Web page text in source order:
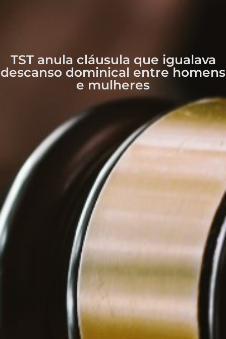
TST anula cláusula que igualava
descanso dominical entre homens
e mulheres